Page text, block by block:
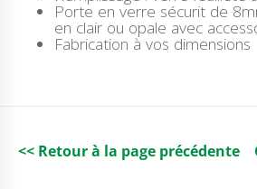
B
R
O
N
Porte en verre sécurit de
en clair ou opale avec
Fabrication à vos dimensions
<< Retour à la page précédente